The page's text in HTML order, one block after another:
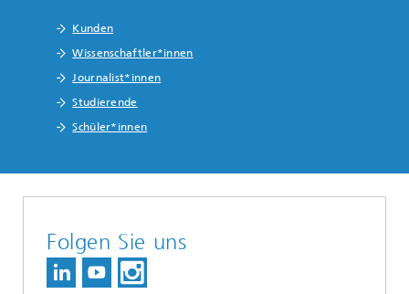
Kunden
Wissenschaftler*innen
Journalist*innen
Studierende
Schüler*innen
Folgen Sie uns